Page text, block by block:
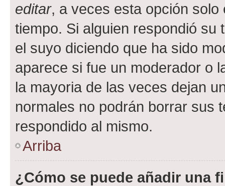
editar, a veces esta opción
tiempo. Si alguien respondió su
el suyo diciendo que ha sido
aparece si fue un moderador o
la mayoria de las veces dejan
normales no podrán borrar sus
respondido al mismo.
Arriba
¿Cómo se puede añadir una